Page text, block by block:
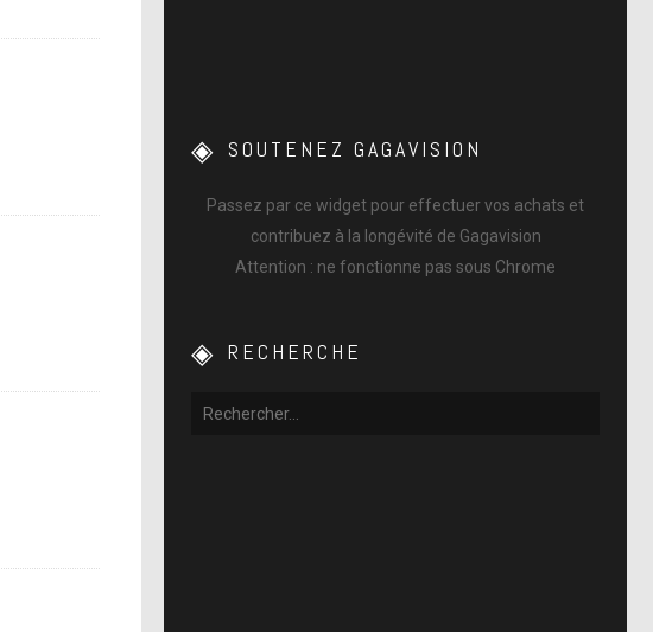
SOUTENEZ GAGAVISION
Passez par ce widget pour effectuer vos achats et
contribuez à la longévité de Gagavision
Attention : ne fonctionne pas sous Chrome
RECHERCHE